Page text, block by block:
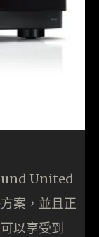
United
案，並且正
以享受到